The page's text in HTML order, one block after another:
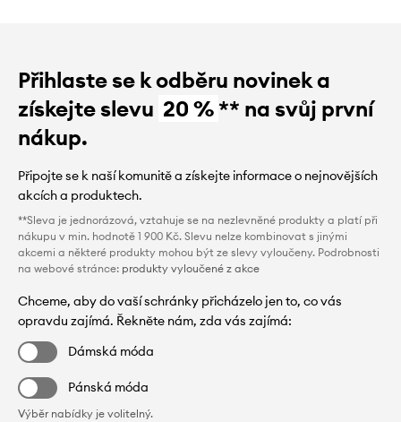
Přihlaste se k odběru novinek a
získejte slevu 20 %** na svůj první
nákup.
Připojte se k naší komunitě a získejte informace o nejnovějších
akcích a produktech.
**Sleva je jednorázová, vztahuje se na nezlevněné produkty a platí při
nákupu v min. hodnotě 1 900 Kč. Slevu nelze kombinovat s jinými
akcemi a některé produkty mohou být ze slevy vyloučeny. Podrobnosti
na webové stránce: produkty vyloučené z akce
Chceme, aby do vaší schránky přicházelo jen to, co vás
opravdu zajímá. Řekněte nám, zda vás zajímá:
Dámská móda
Pánská móda
Výběr nabídky je volitelný.